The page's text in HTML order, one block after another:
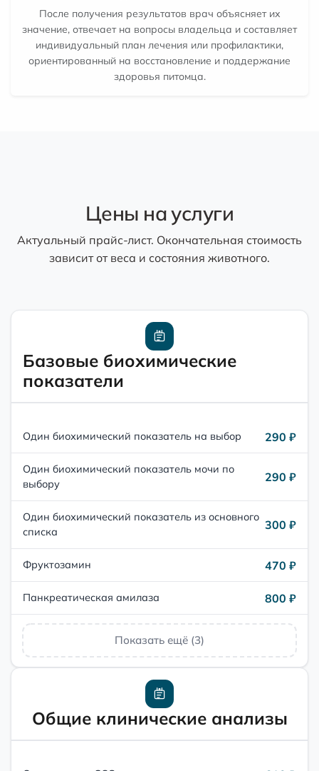
После получения результатов врач объясняет их
значение, отвечает на вопросы владельца и составляет
индивидуальный план лечения или профилактики,
ориентированный на восстановление и поддержание
здоровья питомца.
Цены на услуги
Актуальный прайс-лист. Окончательная стоимость
зависит от веса и состояния животного.
Базовые биохимические
показатели
Один биохимический показатель на выбор 290 ₽
Один биохимический показатель мочи по
выбору
290 ₽
Один биохимический показатель из основного
списка
300 ₽
Фруктозамин 470 ₽
Панкреатическая амилаза 800 ₽
Показать ещё (3)
Общие клинические анализы